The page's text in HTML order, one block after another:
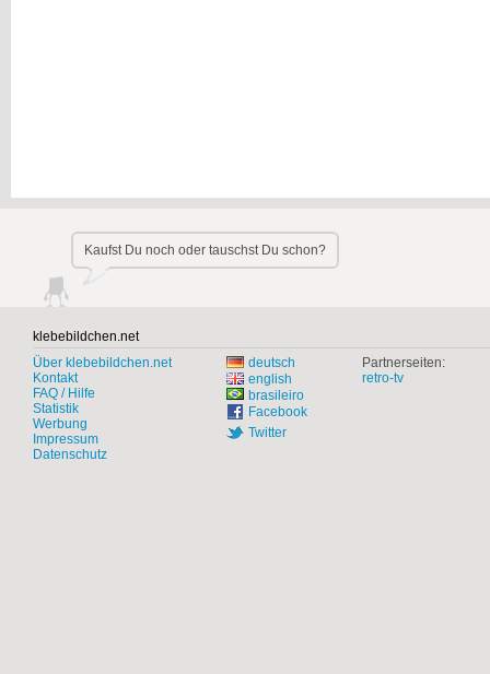
Kaufst Du noch oder tauschst Du schon?
klebebildchen.net
Über klebebildchen.net
Kontakt
FAQ / Hilfe
Statistik
Werbung
Impressum
Datenschutz
deutsch
english
brasileiro
Facebook
Twitter
Partnerseiten:
retro-tv